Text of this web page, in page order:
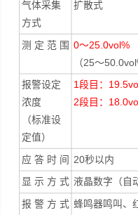
气体采集
方式
扩散式
测 定 范 围 0～25.0vol%
（25～
报警设定
浓度
（标准设
定值）
1段目：
2段目：
应 答 时 间 20秒以内
显 示 方 式 液晶数字（自
报 警 方 式 蜂鸣器鸣叫、